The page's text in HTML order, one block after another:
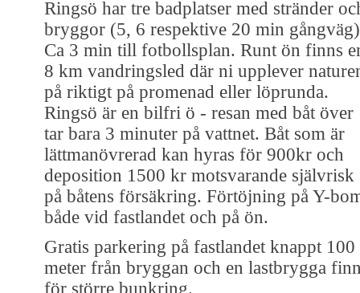
Ringsö har tre badplatser med stränder
bryggor (5, 6 respektive 20 min
Ca 3 min till fotbollsplan. Runt ön finns
8 km vandringsled där ni upplever
på riktigt på promenad eller löprunda.
Ringsö är en bilfri ö - resan med båt över
tar bara 3 minuter på vattnet. Båt som är
lättmanövrerad kan hyras för 900kr och
deposition 1500 kr motsvarande självrisk
på båtens försäkring. Förtöjning på Y-
både vid fastlandet och på ön.
Gratis parkering på fastlandet knappt 100
meter från bryggan och en lastbrygga
för större bunkring.